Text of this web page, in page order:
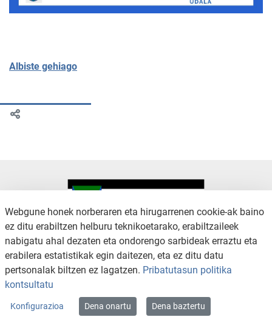
Albiste gehiago
KONTAKTUA
LEGE OHARRA
SALAKETA KANALA
PRIBATUTASUN POLITIKA
Webgune honek norberaren eta hirugarrenen cookie-ak baino
ez ditu erabiltzen helburu teknikoetarako, erabiltzaileek
nabigatu ahal dezaten eta ondorengo sarbideak erraztu eta
erabilera estatistikak egin daitezen, eta ez ditu datu
pertsonalak biltzen ez lagatzen. Pribatutasun politika
kontsultatu
Konfigurazioa Dena onartu Dena baztertu